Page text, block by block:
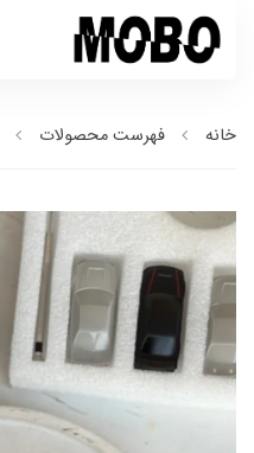
خانه فهرست محصولات